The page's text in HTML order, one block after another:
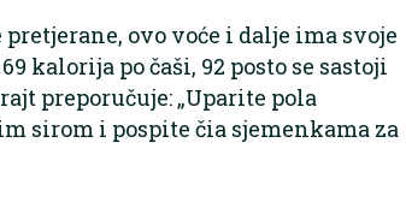
ovo voće i dalje ima svoje
kalorija po čaši, 92 posto se sastoji
preporučuje: „Uparite pola
sirom i pospite čia sjemenkama za